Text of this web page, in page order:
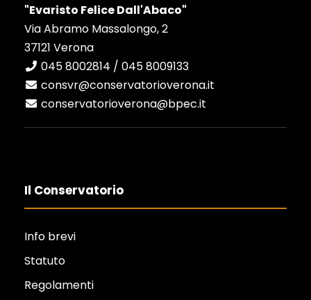
"Evaristo Felice Dall'Abaco"
Via Abramo Massalongo, 2
37121 Verona
045 8002814 / 045 8009133
consvr@conservatorioverona.it
conservatorioverona@bpec.it
Il Conservatorio
Info brevi
Statuto
Regolamenti